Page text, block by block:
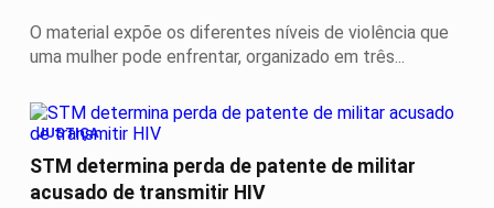
O material expõe os diferentes níveis de violência que
uma mulher pode enfrentar, organizado em três...
JUSTIÇA
STM determina perda de patente de militar
acusado de transmitir HIV